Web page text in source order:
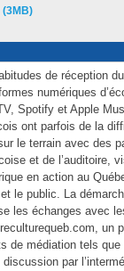
de réception
numériques
Spotify et Apple
ont parfois de la
le terrain avec des
et de l’auditoire,
en action au
le public. La
les échanges avec
un
de médiation tels
discussion par